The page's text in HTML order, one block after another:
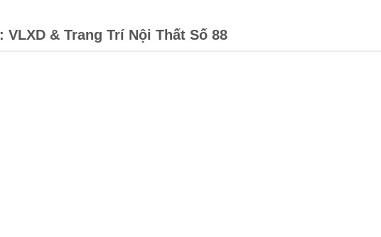
& Trang Trí Nội Thất Số 88